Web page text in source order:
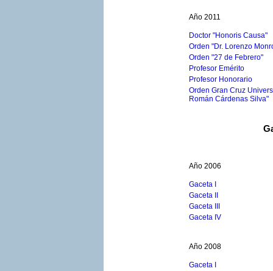
Año 2011
Doctor "Honoris Causa"
Orden "Dr. Lorenzo
Orden "27 de Febrero"
Profesor Emérito
Profesor Honorario
Orden Gran Cruz
Román Cárdenas Silva"
Año 2006
Gaceta I
Gaceta II
Gaceta III
Gaceta IV
Año 2008
Gaceta I